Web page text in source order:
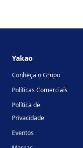
Yakao
Conheça o Grupo
Políticas Comerciais
Política de
Privacidade
Eventos